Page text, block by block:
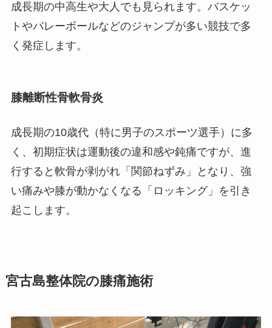
成長期の中高生や大人でも見られます。バスケッ
トやバレーボールなどのジャンプが多い競技で多
く発症します。
膝離断性骨軟骨炎
成長期の10歳代（特に男子のスポーツ選手）に多
く、初期症状は運動後の違和感や鈍痛ですが、進
行すると軟骨が剥がれ「関節ねずみ」となり、強
い痛みや膝が動かなくなる「ロッキング」を引き
起こします。
宮古島整体院の膝痛施術